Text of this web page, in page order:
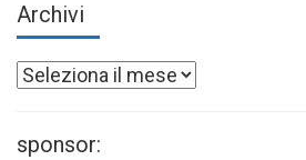
Archivi
Archivi
sponsor: